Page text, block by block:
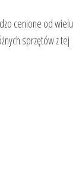
cenione od wielu
sprzętów z tej